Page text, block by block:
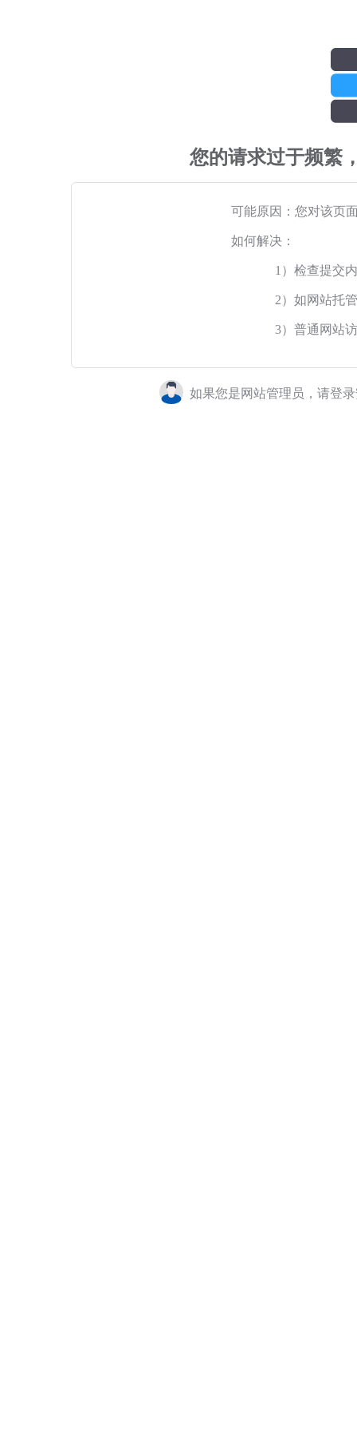
您的请求过于频繁
可能原因：您对该页
如何解决：
1）检查提交
2）如网站托
3）普通网站
如果您是网站管理员，请登